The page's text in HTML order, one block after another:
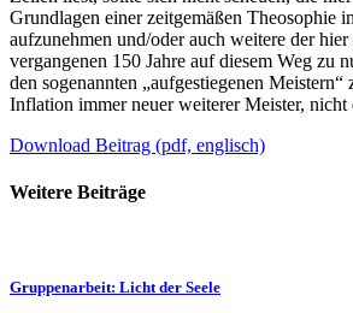
Grundlagen einer zeitgemäßen Theosophie
aufzunehmen und/oder auch weitere der
vergangenen 150 Jahre auf diesem Weg zu
den sogenannten „aufgestiegenen Meistern“
Inflation immer neuer weiterer Meister, nicht
Download Beitrag (pdf, englisch)
Weitere Beiträge
Gruppenarbeit: Licht der Seele